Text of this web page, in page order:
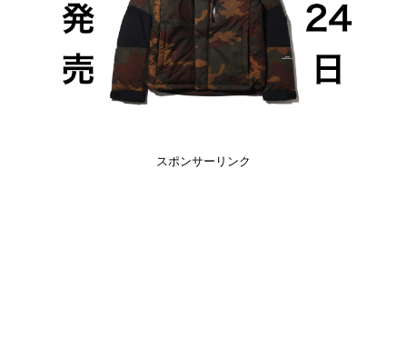
スポンサーリンク